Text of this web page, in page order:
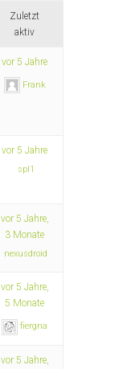
Zuletzt
aktiv
vor 5 Jahre
Frank
vor 5 Jahre
spl1
vor 5 Jahre,
3 Monate
nexusdroid
vor 5 Jahre,
5 Monate
fiergna
vor 5 Jahre,